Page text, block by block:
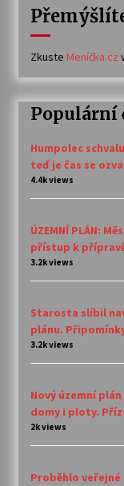
Zkuste Meníčka.cz
Populární
Humpolec
teď je čas se
4.4k views
ÚZEMNÍ PLÁN:
přístup k
3.2k views
Starosta slíbil
plánu.
3.2k views
Nový územní
domy i ploty.
2k views
Proběhlo